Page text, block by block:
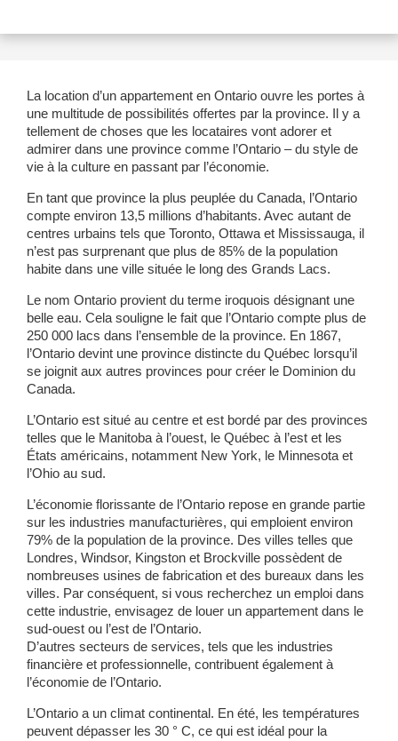
La location d’un appartement en Ontario ouvre les portes à
une multitude de possibilités offertes par la province. Il y a
tellement de choses que les locataires vont adorer et
admirer dans une province comme l’Ontario – du style de
vie à la culture en passant par l’économie.
En tant que province la plus peuplée du Canada, l’Ontario
compte environ 13,5 millions d’habitants. Avec autant de
centres urbains tels que Toronto, Ottawa et Mississauga, il
n’est pas surprenant que plus de 85% de la population
habite dans une ville située le long des Grands Lacs.
Le nom Ontario provient du terme iroquois désignant une
belle eau. Cela souligne le fait que l’Ontario compte plus de
250 000 lacs dans l’ensemble de la province. En 1867,
l’Ontario devint une province distincte du Québec lorsqu’il
se joignit aux autres provinces pour créer le Dominion du
Canada.
L’Ontario est situé au centre et est bordé par des provinces
telles que le Manitoba à l’ouest, le Québec à l’est et les
États américains, notamment New York, le Minnesota et
l’Ohio au sud.
L’économie florissante de l’Ontario repose en grande partie
sur les industries manufacturières, qui emploient environ
79% de la population de la province. Des villes telles que
Londres, Windsor, Kingston et Brockville possèdent de
nombreuses usines de fabrication et des bureaux dans les
villes. Par conséquent, si vous recherchez un emploi dans
cette industrie, envisagez de louer un appartement dans le
sud-ouest ou l’est de l’Ontario.
D’autres secteurs de services, tels que les industries
financière et professionnelle, contribuent également à
l’économie de l’Ontario.
L’Ontario a un climat continental. En été, les températures
peuvent dépasser les 30 ° C, ce qui est idéal pour la